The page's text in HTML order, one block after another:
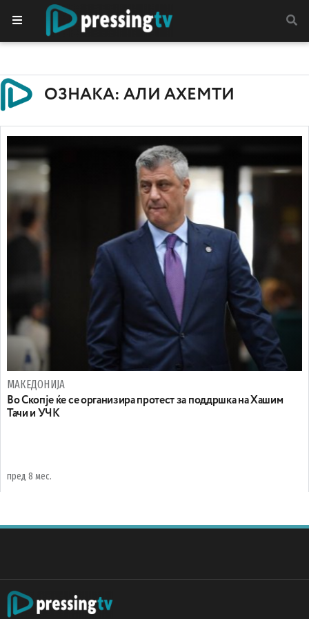
ОЗНАКА: АЛИ АХЕМТИ
МАКЕДОНИЈА
Во Скопје ќе се организира протест за поддршка на Хашим
Тачи и УЧК
пред 8 мес.